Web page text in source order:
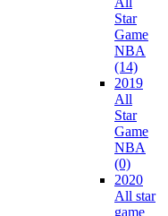
Star
Game
NBA
(14)
2019
All
Star
Game
NBA
(0)
2020
All star
game